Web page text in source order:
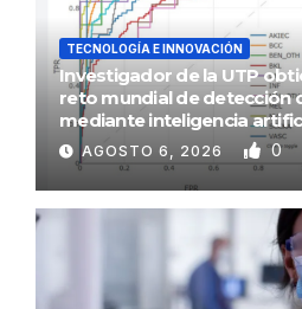
TECNOLOGÍA E INNOVACIÓN
Investigador de la UTP
reto mundial de detección
mediante inteligencia
AGOSTO 6, 2026 0